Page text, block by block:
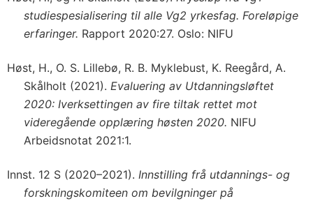
studiespesialisering til alle Vg2 yrkesfag. Foreløpige
erfaringer. Rapport 2020:27. Oslo: NIFU
Høst, H., O. S. Lillebø, R. B. Myklebust, K. Reegård, A.
Skålholt (2021). Evaluering av Utdanningsløftet
2020: Iverksettingen av fire tiltak rettet mot
videregående opplæring høsten 2020. NIFU
Arbeidsnotat 2021:1.
Innst. 12 S (2020–2021). Innstilling frå utdannings- og
forskningskomiteen om bevilgninger på